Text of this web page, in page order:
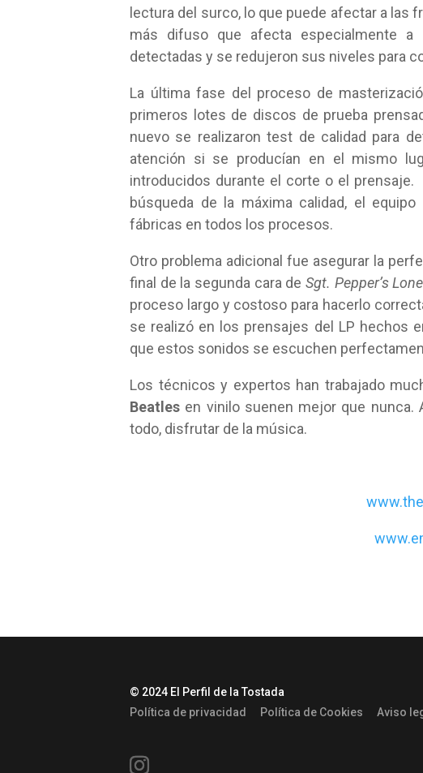
lectura del surco, lo que puede afectar a las
más difuso que afecta especialmente a
detectadas y se redujeron sus niveles para
La última fase del proceso de
primeros lotes de discos de prueba
nuevo se realizaron test de calidad para
atención si se producían en el mismo
introducidos durante el corte o el
búsqueda de la máxima calidad, el
fábricas en todos los procesos.
Otro problema adicional fue asegurar la
final de la segunda cara deSgt. Pepper’s
proceso largo y costoso para hacerlo
se realizó en los prensajes del LP hechos
que estos sonidos se escuchen
Los técnicos y expertos han trabajado
Beatles en vinilo suenen mejor que nunca.
todo, disfrutar de la música.
© 2024 El Perfil de la Tostada
Política de privacidad
Política de Cookies Aviso